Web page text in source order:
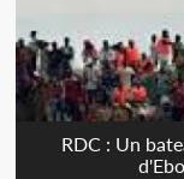
RDC : Un